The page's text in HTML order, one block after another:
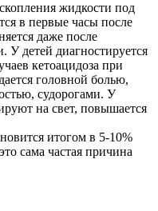
жидкости под
в первые часы после
даже после
У детей диагностируется
кетоацидоза при
головной болью,
судорогами. У
на свет, повышается
итогом в 5-10%
сама частая причина